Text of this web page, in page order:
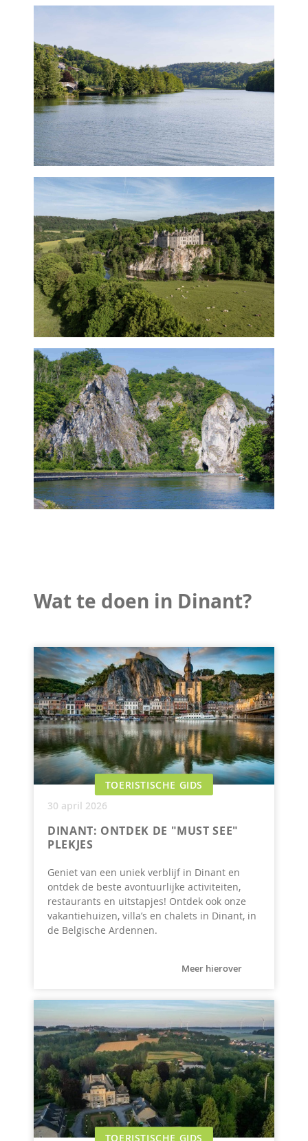
Wat te doen in Dinant?
TOERISTISCHE GIDS
30 april 2026
DINANT: ONTDEK DE "MUST SEE"
PLEKJES
Geniet van een uniek verblijf in Dinant en
ontdek de beste avontuurlijke activiteiten,
restaurants en uitstapjes! Ontdek ook onze
vakantiehuizen, villa’s en chalets in Dinant, in
de Belgische Ardennen.
Meer hierover
TOERISTISCHE GIDS